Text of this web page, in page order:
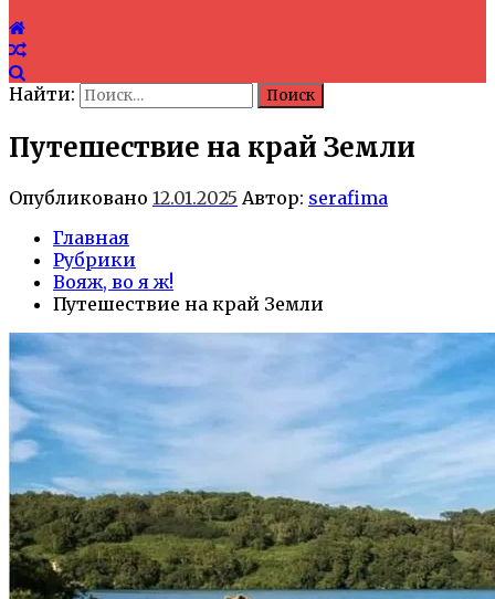
Найти:
Путешествие на край Земли
Опубликовано 12.01.2025 Автор: serafima
Главная
Рубрики
Вояж, во я ж!
Путешествие на край Земли